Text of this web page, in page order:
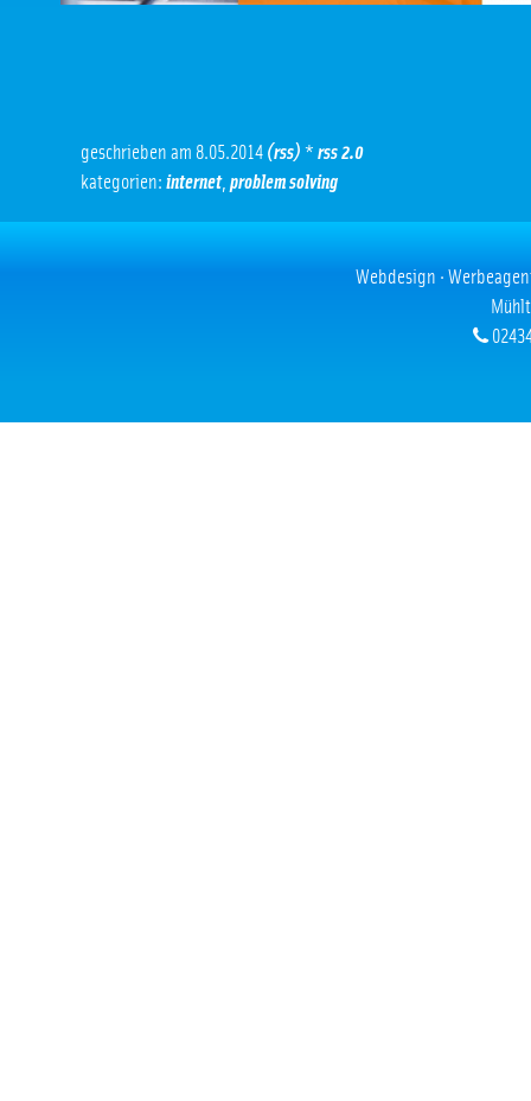
geschrieben am 8.05.2014 (rss) * rss 2.0
kategorien: internet, problem solving
Webdesign ·